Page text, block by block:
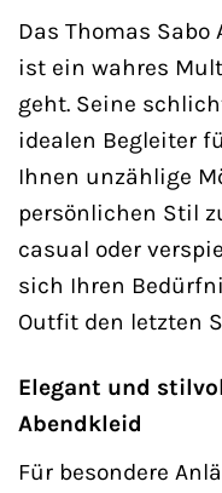
Das Thomas Sabo
ist ein wahres
geht. Seine
idealen Begleiter
Ihnen unzählige
persönlichen Stil
casual oder
sich Ihren
Outfit den letzten
Elegant und
Abendkleid
Für besondere